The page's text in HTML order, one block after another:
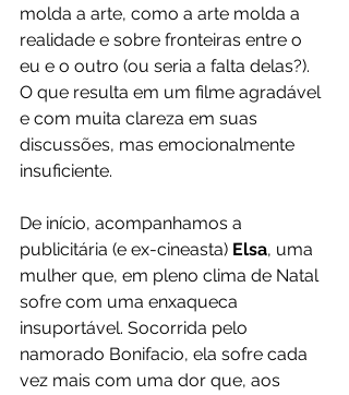
molda a arte, como a arte molda a
realidade e sobre fronteiras entre o
eu e o outro (ou seria a falta delas?).
O que resulta em um filme agradável
e com muita clareza em suas
discussões, mas emocionalmente
insuficiente.
De início, acompanhamos a
publicitária (e ex-cineasta) Elsa, uma
mulher que, em pleno clima de Natal
sofre com uma enxaqueca
insuportável. Socorrida pelo
namorado Bonifacio, ela sofre cada
vez mais com uma dor que, aos